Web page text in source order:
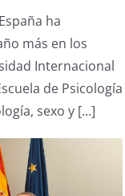
a
finales
de
julio
la
Escuela
ha
más en los
Internacional
de Psicología
sexo y [...]